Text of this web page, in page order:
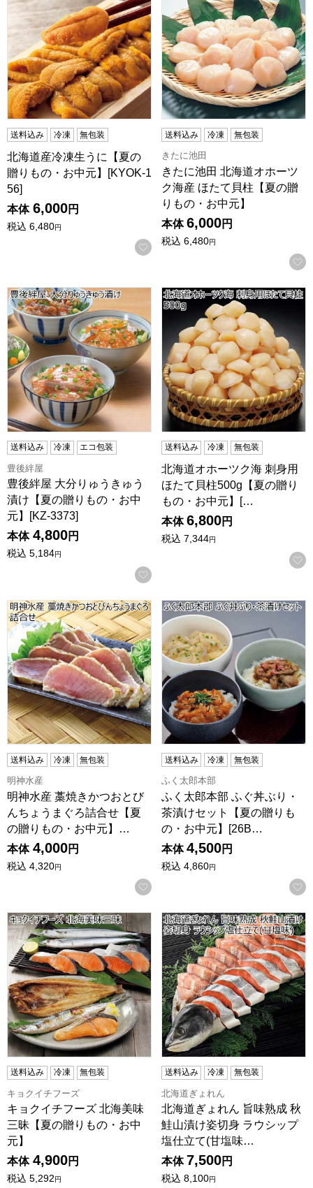
送料込み 冷凍 無包装
北海道産冷凍生うに【夏の
贈りもの・お中元】[KYOK-1
56]
本体 6,000円
税込 6,480円
お気に入りに登録する
送料込み 冷凍 無包装
きたに池田
きたに池田 北海道オホーツ
ク海産 ほたて貝柱【夏の贈
りもの・お中元】
本体 6,000円
税込 6,480円
豊後絆屋 大分りゅうきゅう漬け【夏の贈りもの・お中元】
送料込み 冷凍 エコ包装
豊後絆屋
豊後絆屋 大分りゅうきゅう
漬け【夏の贈りもの・お中
元】[KZ-3373]
本体 4,800円
税込 5,184円
お気に入りに登録する
北海道オホーツク海 刺身用
送料込み 冷凍 無包装
北海道オホーツク海 刺身用
ほたて貝柱500g【夏の贈り
もの・お中元】[…
本体 6,800円
税込 7,344円
明神水産 藁焼きかつおとびんちょうまぐろ詰合せ【夏の贈
送料込み 冷凍 無包装
明神水産
明神水産 藁焼きかつおとび
んちょうまぐろ詰合せ【夏
の贈りもの・お中元】…
本体 4,000円
税込 4,320円
お気に入りに登録する
ふく太郎本部 ふぐ丼ぶり・
送料込み 冷凍 無包装
ふく太郎本部
ふく太郎本部 ふぐ丼ぶり・
茶漬けセット【夏の贈りも
の・お中元】[26B…
本体 4,500円
税込 4,860円
キョクイチフーズ 北海美味三昧【夏の贈りもの・お中元】
送料込み 冷凍 無包装
キョクイチフーズ
キョクイチフーズ 北海美味
三昧【夏の贈りもの・お中
元】
本体 4,900円
税込 5,292円
北海道ぎょれん 旨味熟成 秋
送料込み 冷凍 無包装
北海道ぎょれん
北海道ぎょれん 旨味熟成 秋
鮭山漬け姿切身 ラウシップ
塩仕立て(甘塩味…
本体 7,500円
税込 8,100円